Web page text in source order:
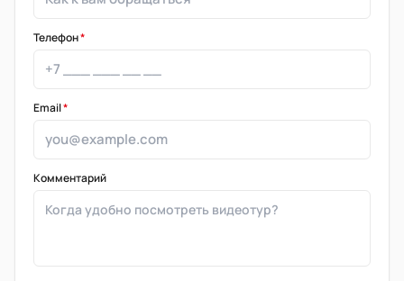
Телефон*
Email*
Комментарий